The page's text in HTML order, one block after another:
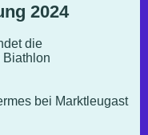
2024
die
Biathlon
bei Marktleugast